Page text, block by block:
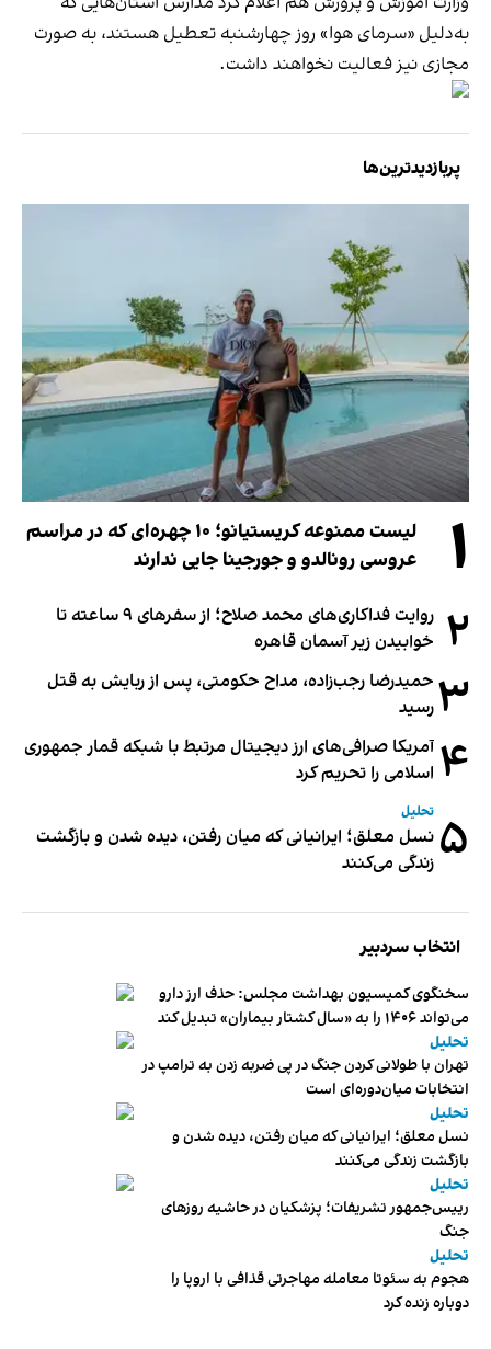
به‌دلیل «سرمای هوا» روز چهارشنبه تعطیل هستند، به صورت
مجازی نیز فعالیت نخواهند داشت.
پربازدیدترین‌ها
۱
لیست ممنوعه کریستیانو؛ ۱۰ چهره‌ای که در مراسم
عروسی رونالدو و جورجینا جایی ندارند
۲
روایت فداکاری‌های محمد صلاح؛ از سفرهای ۹ ساعته تا
خوابیدن زیر آسمان قاهره
۳ حمیدرضا رجب‌زاده، مداح حکومتی، پس از ربایش به قتل
رسید
۴ آمریکا صرافی‌های ارز دیجیتال مرتبط با شبکه قمار جمهوری
اسلامی را تحریم کرد
۵ تحلیل
نسل معلق؛ ایرانیانی که میان رفتن، دیده شدن و بازگشت
زندگی می‌کنند
انتخاب سردبیر
سخنگوی کمیسیون بهداشت مجلس: حذف ارز دارو
می‌تواند ۱۴۰۶ را به «سال کشتار بیماران» تبدیل کند
تحلیل
تهران با طولانی کردن جنگ در پی ضربه زدن به ترامپ در
انتخابات میان‌دوره‌ای است
تحلیل
نسل معلق؛ ایرانیانی که میان رفتن، دیده شدن و
بازگشت زندگی می‌کنند
تحلیل
رییس‌جمهور تشریفات؛ پزشکیان در حاشیه روزهای
جنگ
تحلیل
هجوم به سئوتا معامله مهاجرتی قذافی با اروپا را
دوباره زنده کرد